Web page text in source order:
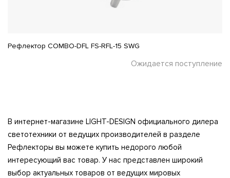
Рефлектор COMBO-DFL FS-RFL-15 SWG
Ожидается поступление
В интернет-магазине LIGHT-DESIGN официального дилера
светотехники от ведущих производителей в разделе
Рефлекторы вы можете купить недорого любой
интересующий вас товар. У нас представлен широкий
выбор актуальных товаров от ведущих мировых